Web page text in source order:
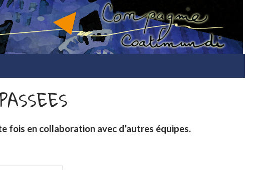
fois en collaboration avec d’autres équipes.